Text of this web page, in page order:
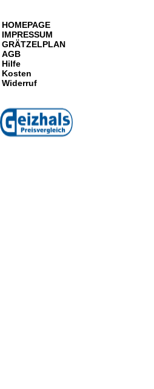
HOMEPAGE
IMPRESSUM
GRÄTZELPLAN
AGB
Hilfe
Kosten
Widerruf